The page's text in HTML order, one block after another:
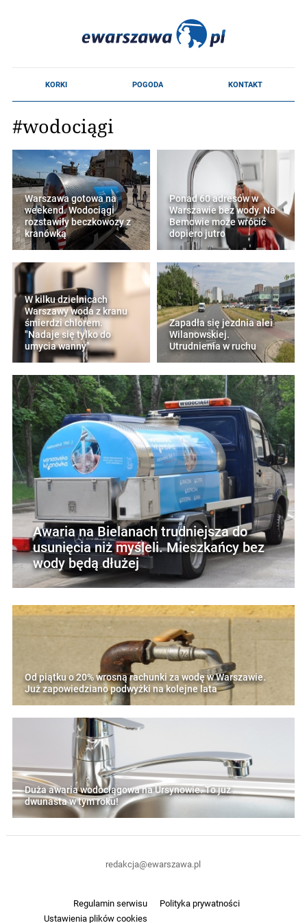
#wodociągi
Warszawa gotowa na
weekend. Wodociągi
rozstawiły beczkowozy z
kranówką
Ponad 60 adresów w
Warszawie bez wody. Na
Bemowie może wrócić
dopiero jutro
W kilku dzielnicach
Warszawy woda z kranu
śmierdzi chlorem.
"Nadaje się tylko do
umycia wanny"
Zapadła się jezdnia alei
Wilanowskiej.
Utrudnienia w ruchu
Awaria na Bielanach trudniejsza do
usunięcia niż myśleli. Mieszkańcy bez
wody będą dłużej
Od piątku o 20% wrosną rachunki za wodę w Warszawie.
Już zapowiedziano podwyżki na kolejne lata
Duża awaria wodociągowa na Ursynowie. To już ...
dwunasta w tym roku!
Regulamin serwisu
Polityka prywatności
Ustawienia plików cookies
redakcja@ewarszawa.pl